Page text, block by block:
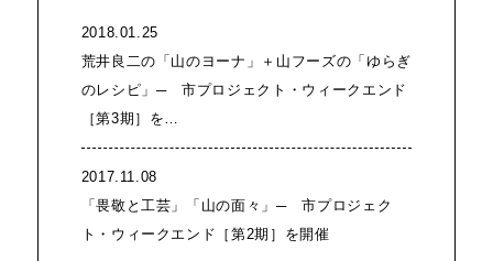
2018.01.25
荒井良二の「山のヨーナ」＋山フーズの「ゆらぎ
のレシピ」─ 市プロジェクト・ウィークエンド
［第3期］を…
2017.11.08
「畏敬と工芸」「山の面々」─ 市プロジェク
ト・ウィークエンド［第2期］を開催